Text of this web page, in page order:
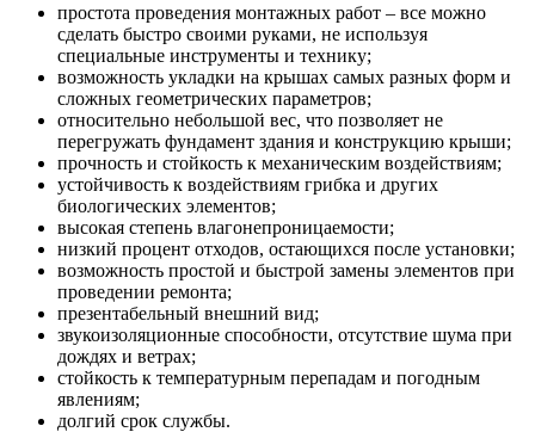
простота проведения монтажных работ – все можно
сделать быстро своими руками, не используя
специальные инструменты и технику;
возможность укладки на крышах самых разных форм и
сложных геометрических параметров;
относительно небольшой вес, что позволяет не
перегружать фундамент здания и конструкцию крыши;
прочность и стойкость к механическим воздействиям;
устойчивость к воздействиям грибка и других
биологических элементов;
высокая степень влагонепроницаемости;
низкий процент отходов, остающихся после установки;
возможность простой и быстрой замены элементов при
проведении ремонта;
презентабельный внешний вид;
звукоизоляционные способности, отсутствие шума при
дождях и ветрах;
стойкость к температурным перепадам и погодным
явлениям;
долгий срок службы.